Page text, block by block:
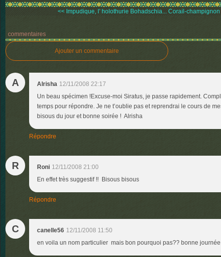
<< Impudique, l' holothurie Bohadschia... Corail-champignon
commentaires
Ajouter un commentaire
A Alrisha 12/11/2008 22:17
Un beau spécimen !Excuse-moi Siratus, je passe rapidement.
temps pour répondre. Je ne t’oublie pas et reprendrai le cours de
bisous du jour et bonne soirée ! Alrisha
Répondre
R Roni 12/11/2008 21:00
En effet très suggestif !! Bisous bisous
Répondre
C canelle56 12/11/2008 11:50
en voila un nom particulier mais bon pourquoi pas?? bonne